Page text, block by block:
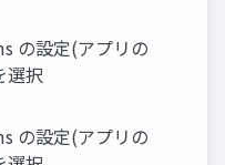
の設定(アプリの
選択
の設定(アプリの